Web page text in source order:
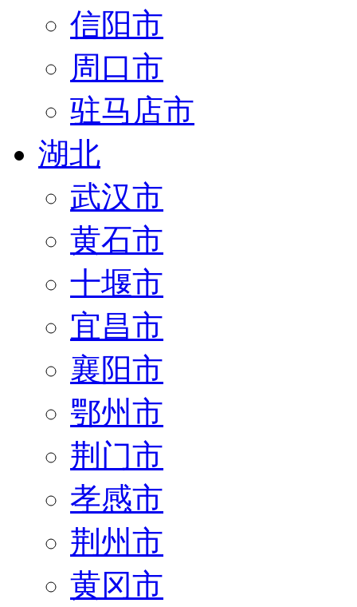
信阳市
周口市
驻马店市
湖北
武汉市
黄石市
十堰市
宜昌市
襄阳市
鄂州市
荆门市
孝感市
荆州市
黄冈市